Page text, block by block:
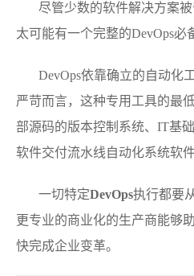
尽管少数的软件解决方案
太可能有一个完整的DevOps必
DevOps依靠确立的自动化
严苛而言，这种专用工具的最
部源码的版本控制系统、IT基
软件交付流水线自动化系统软件
一切特定DevOps执行都要
更专业的商业化的生产商能够
快完成企业变革。